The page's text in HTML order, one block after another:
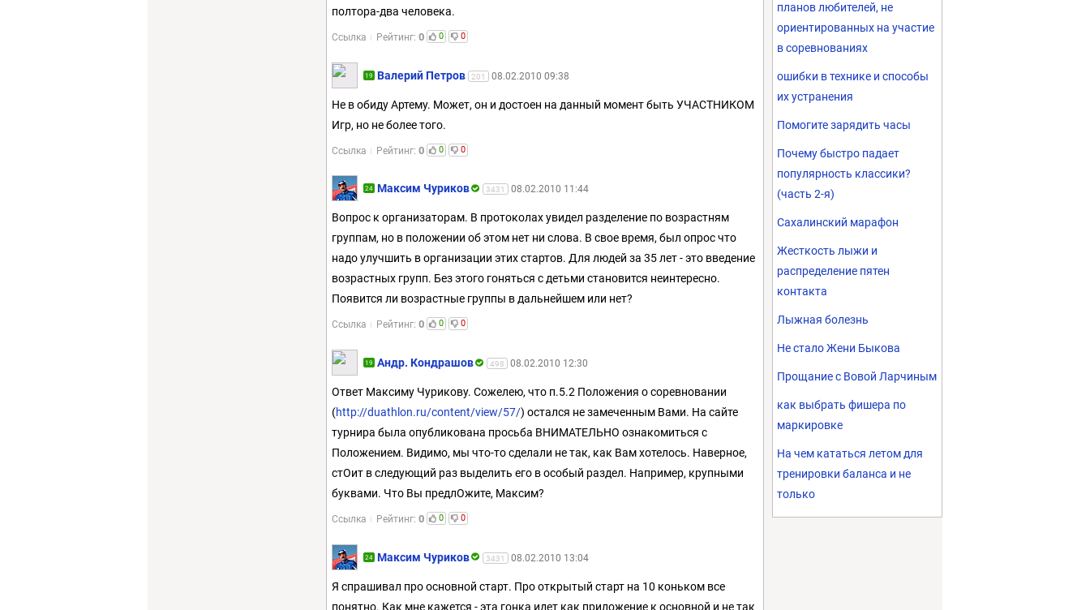
полтора-два человека.
Ссылка Рейтинг: 0 0 0
19 Валерий Петров 201 08.02.2010 09:38
Не в обиду Артему. Может, он и достоен на данный момент быть УЧАСТНИКОМ
Игр, но не более того.
Ссылка Рейтинг: 0 0 0
24 Максим Чуриков 3431 08.02.2010 11:44
Вопрос к организаторам. В протоколах увидел разделение по возрастням
группам, но в положении об этом нет ни слова. В свое время, был опрос что
надо улучшить в организации этих стартов. Для людей за 35 лет - это введение
возрастных групп. Без этого гоняться с детьми становится неинтересно.
Появится ли возрастные группы в дальнейшем или нет?
Ссылка Рейтинг: 0 0 0
19 Андр. Кондрашов 498 08.02.2010 12:30
Ответ Максиму Чурикову. Сожелею, что п.5.2 Положения о соревновании
(http://duathlon.ru/content/view/57/) остался не замеченным Вами. На сайте
турнира была опубликована просьба ВНИМАТЕЛЬНО ознакомиться с
Положением. Видимо, мы что-то сделали не так, как Вам хотелось. Наверное,
стОит в следующий раз выделить его в особый раздел. Например, крупными
буквами. Что Вы предлОжите, Максим?
Ссылка Рейтинг: 0 0 0
24 Максим Чуриков 3431 08.02.2010 13:04
Я спрашивал про основной старт. Про открытый старт на 10 коньком все
понятно. Как мне кажется - эта гонка идет как приложение к основной и не так
планов любителей, не
ориентированных на участие
в соревнованиях
ошибки в технике и способы
их устранения
Помогите зарядить часы
Почему быстро падает
популярность классики?
(часть 2-я)
Сахалинский марафон
Жесткость лыжи и
распределение пятен
контакта
Лыжная болезнь
Не стало Жени Быкова
Прощание с Вовой Ларчиным
как выбрать фишера по
маркировке
На чем кататься летом для
тренировки баланса и не
только